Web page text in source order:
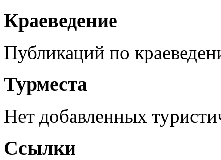
Краеведение
Публикаций по
Турместа
Нет добавленных
Ссылки